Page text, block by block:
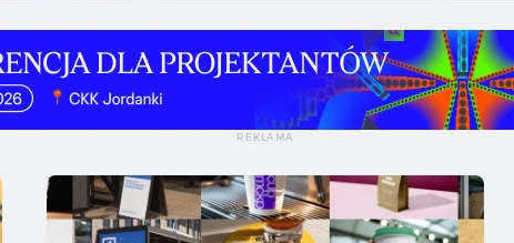
Darmowe fonty z polskimi znakami — Część #79